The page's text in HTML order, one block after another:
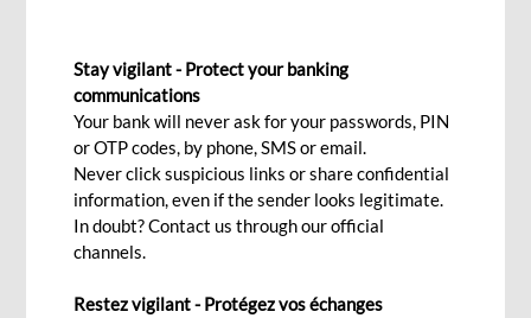
collaboration entre BCP
Bank (Mauritius) et la
BMOI
Stay vigilant - Protect your banking
communications
Your bank will never ask for your passwords, PIN
or OTP codes, by phone, SMS or email.
Never click suspicious links or share confidential
information, even if the sender looks legitimate.
In doubt? Contact us through our official
channels.
Restez vigilant - Protégez vos échanges